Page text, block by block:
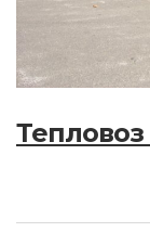
Тепловоз